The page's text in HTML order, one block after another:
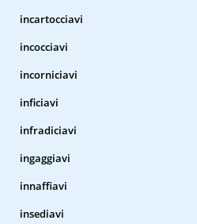
incartocciavi
incocciavi
incorniciavi
inficiavi
infradiciavi
ingaggiavi
innaffiavi
insediavi